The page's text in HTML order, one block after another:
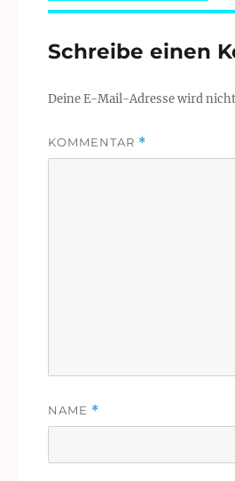
Schreibe einen
Deine E-Mail-Adresse wird
KOMMENTAR *
NAME *